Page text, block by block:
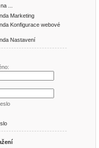
...
Marketing
Konfigurace webové
Nastavení